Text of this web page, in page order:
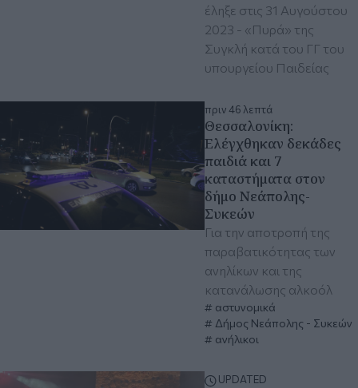
έληξε στις 31 Αυγούστου
2023 - «Πυρά» της
Συγκλή κατά του ΓΓ του
υπουργείου Παιδείας
πριν 46 λεπτά
Θεσσαλονίκη:
Ελέγχθηκαν δεκάδες
παιδιά και 7
καταστήματα στον
δήμο Νεάπολης-
Συκεών
Για την αποτροπή της
παραβατικότητας των
ανηλίκων και της
κατανάλωσης αλκοόλ
αστυνομικά
Δήμος Νεάπολης - Συκεών
ανήλικοι
UPDATED